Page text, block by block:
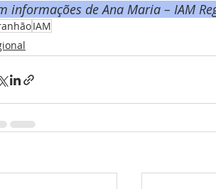
informações de Ana Maria – IAM
IAM